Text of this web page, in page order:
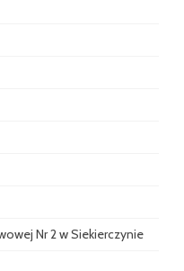
Nr 2 w Siekierczynie